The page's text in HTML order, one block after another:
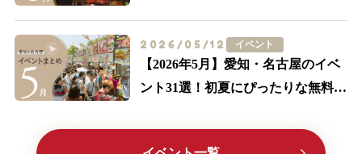
2026/05/12 イベント
【2026年5月】愛知・名古屋のイベ
ント31選！初夏にぴったりな無料の